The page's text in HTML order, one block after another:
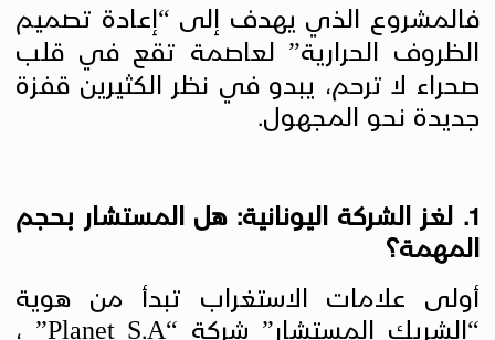
فالمشروع الذي يهدف إلى “إعادة تصميم
الظروف الحرارية” لعاصمة تقع في قلب
صحراء لا ترحم، يبدو في نظر الكثيرين قفزة
جديدة نحو المجهول.
1. لغز الشركة اليونانية: هل المستشار بحجم
المهمة؟
أولى علامات الاستغراب تبدأ من هوية
“الشريك المستشار” شركة “Planet S.A” ،